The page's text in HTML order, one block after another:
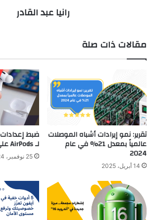
رانيا عبد القادر
مقالات ذات صلة
تقرير: نمو إيرادات أشباه الموصلات
عالمياً بمعدل 21% في عام
2024
14 أبريل، 2025
ضبط
لـ AirPods على iPhone
25 نوفمبر، 2024